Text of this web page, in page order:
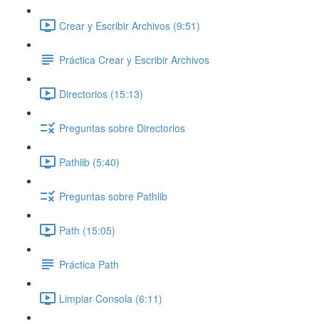
Crear y Escribir Archivos (9:51)
Práctica Crear y Escribir Archivos
Directorios (15:13)
Preguntas sobre Directorios
Pathlib (5:40)
Preguntas sobre Pathlib
Path (15:05)
Práctica Path
Limpiar Consola (6:11)